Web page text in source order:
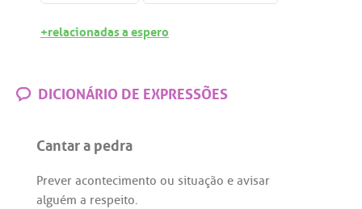
+relacionadas a espero
DICIONÁRIO DE EXPRESSÕES
Cantar a pedra
Prever acontecimento ou situação e avisar
alguém a respeito.